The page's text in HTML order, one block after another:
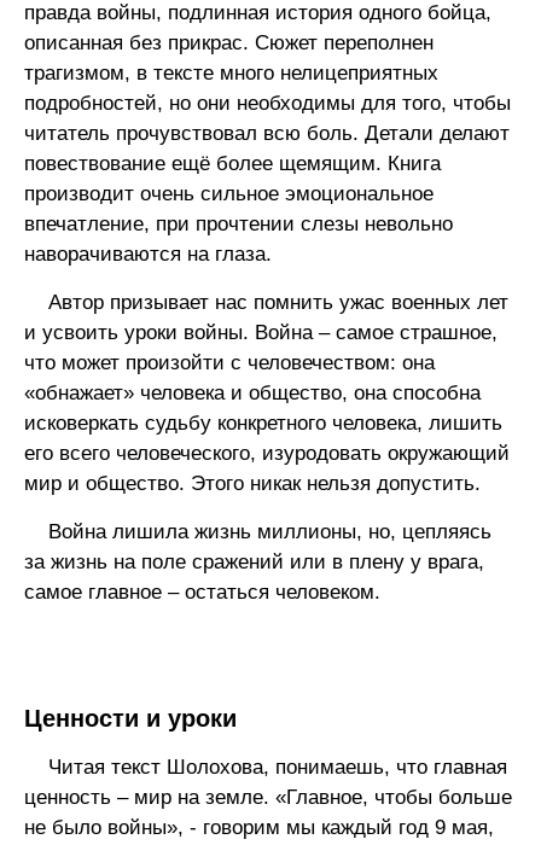
правда войны, подлинная история одного бойца,
описанная без прикрас. Сюжет переполнен
трагизмом, в тексте много нелицеприятных
подробностей, но они необходимы для того, чтобы
читатель прочувствовал всю боль. Детали делают
повествование ещё более щемящим. Книга
производит очень сильное эмоциональное
впечатление, при прочтении слезы невольно
наворачиваются на глаза.
Автор призывает нас помнить ужас военных лет
и усвоить уроки войны. Война – самое страшное,
что может произойти с человечеством: она
«обнажает» человека и общество, она способна
исковеркать судьбу конкретного человека, лишить
его всего человеческого, изуродовать окружающий
мир и общество. Этого никак нельзя допустить.
Война лишила жизнь миллионы, но, цепляясь
за жизнь на поле сражений или в плену у врага,
самое главное – остаться человеком.
Ценности и уроки
Читая текст Шолохова, понимаешь, что главная
ценность – мир на земле. «Главное, чтобы больше
не было войны», - говорим мы каждый год 9 мая,